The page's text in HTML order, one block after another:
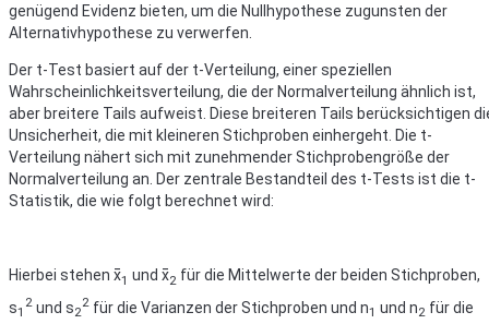
genügend Evidenz bieten, um die Nullhypothese zugunsten der
Alternativhypothese zu verwerfen.
Der t-Test basiert auf der t-Verteilung, einer speziellen
Wahrscheinlichkeitsverteilung, die der Normalverteilung ähnlich ist,
aber breitere Tails aufweist. Diese breiteren Tails berücksichtigen
Unsicherheit, die mit kleineren Stichproben einhergeht. Die t-
Verteilung nähert sich mit zunehmender Stichprobengröße der
Normalverteilung an. Der zentrale Bestandteil des t-Tests ist die t-
Statistik, die wie folgt berechnet wird:
Hierbei stehen x̄1 und x̄2 für die Mittelwerte der beiden Stichproben,
s1
2 und s2
2 für die Varianzen der Stichproben und n1 und n2 für die